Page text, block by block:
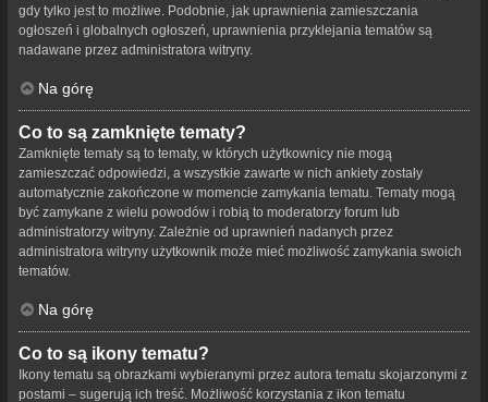
gdy tylko jest to możliwe. Podobnie, jak uprawnienia zamieszczania
ogłoszeń i globalnych ogłoszeń, uprawnienia przyklejania tematów są
nadawane przez administratora witryny.
Na górę
Co to są zamknięte tematy?
Zamknięte tematy są to tematy, w których użytkownicy nie mogą
zamieszczać odpowiedzi, a wszystkie zawarte w nich ankiety zostały
automatycznie zakończone w momencie zamykania tematu. Tematy mogą
być zamykane z wielu powodów i robią to moderatorzy forum lub
administratorzy witryny. Zależnie od uprawnień nadanych przez
administratora witryny użytkownik może mieć możliwość zamykania swoich
tematów.
Na górę
Co to są ikony tematu?
Ikony tematu są obrazkami wybieranymi przez autora tematu skojarzonymi z
postami – sugerują ich treść. Możliwość korzystania z ikon tematu